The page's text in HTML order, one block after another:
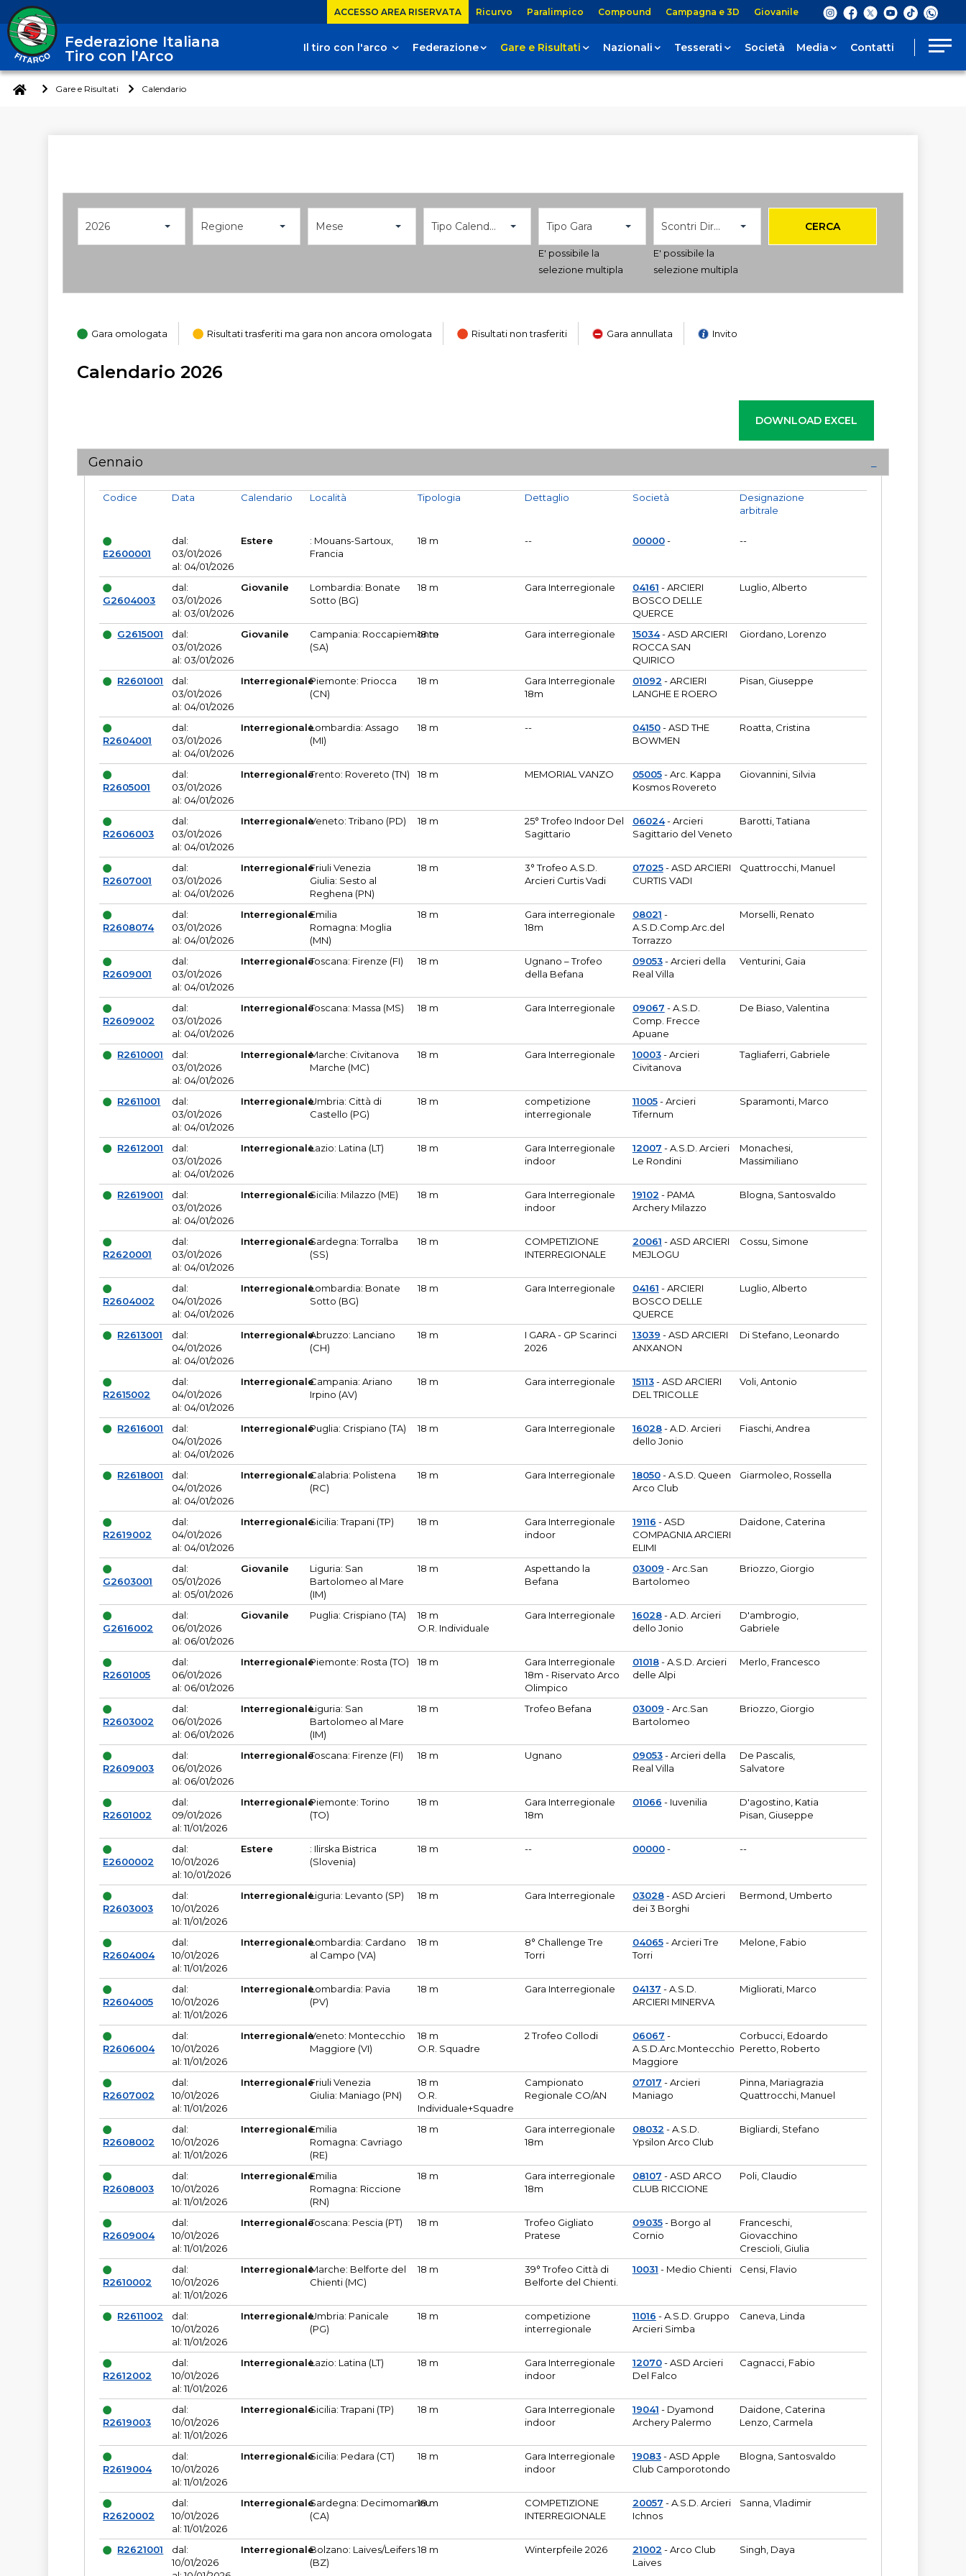
ACCESSO AREA RISERVATA Ricurvo Paralimpico Compound Campagna e 3D Giovanile
Federazione Italiana
Tiro con l'Arco
Il tiro con l'arco Federazione Gare e Risultati Nazionali Tesserati Società Media Contatti
Gare e Risultati Calendario
2026 Regione Mese Tipo Calendario Tipo Gara
E' possibile la
selezione multipla
Scontri Diretti
E' possibile la
selezione multipla
CERCA
Gara omologata Risultati trasferiti ma gara non ancora omologata Risultati non trasferiti Gara annullata Invito
Calendario 2026
Gennaio
Codice
E2600001
Data
dal:
03/01/2026
al: 04/01/2026
Calendario
Estere
Località
: Mouans-Sartoux,
Francia
Tipologia
18 m
Dettaglio
--
Società
00000-
Designazione
arbitrale
--
G2604003
dal:
03/01/2026
al: 03/01/2026
Giovanile
Lombardia: Bonate
Sotto (BG)
18 m Gara Interregionale 04161 - ARCIERI
BOSCO DELLE
QUERCE
Luglio, Alberto
G2615001
dal:
03/01/2026
al: 03/01/2026
Giovanile
Campania: Roccapiemonte
(SA)
18 m Gara interregionale 15034- ASD ARCIERI
ROCCA SAN
QUIRICO
Giordano, Lorenzo
R2601001
dal:
03/01/2026
al: 04/01/2026
InterregionalePiemonte: Priocca
(CN)
18 m
Gara Interregionale
18m
01092 - ARCIERI
LANGHE E ROERO
Pisan, Giuseppe
R2604001
dal:
03/01/2026
al: 04/01/2026
InterregionaleLombardia: Assago
(MI)
18 m -- 04150- ASD THE
BOWMEN
Roatta, Cristina
R2605001
dal:
03/01/2026
al: 04/01/2026
InterregionaleTrento: Rovereto (TN) 18 m MEMORIAL VANZO 05005- Arc. Kappa
Kosmos Rovereto
Giovannini, Silvia
R2606003
dal:
03/01/2026
al: 04/01/2026
InterregionaleVeneto: Tribano (PD) 18 m
25° Trofeo Indoor Del
Sagittario
06024- Arcieri
Sagittario del Veneto
Barotti, Tatiana
R2607001
dal:
03/01/2026
al: 04/01/2026
InterregionaleFriuli Venezia
Giulia: Sesto al
Reghena (PN)
18 m
3° Trofeo A.S.D.
Arcieri Curtis Vadi
07025- ASD ARCIERI
CURTIS VADI
Quattrocchi, Manuel
R2608074
dal:
03/01/2026
al: 04/01/2026
InterregionaleEmilia
Romagna: Moglia
(MN)
18 m
Gara interregionale
18m
08021 -
A.S.D.Comp.Arc.del
Torrazzo
Morselli, Renato
R2609001
dal:
03/01/2026
al: 04/01/2026
InterregionaleToscana: Firenze (FI) 18 m
Ugnano – Trofeo
della Befana
09053- Arcieri della
Real Villa
Venturini, Gaia
R2609002
dal:
03/01/2026
al: 04/01/2026
InterregionaleToscana: Massa (MS) 18 m Gara Interregionale 09067 - A.S.D.
Comp. Frecce
Apuane
De Biaso, Valentina
R2610001
dal:
03/01/2026
al: 04/01/2026
InterregionaleMarche: Civitanova
Marche (MC)
18 m Gara Interregionale 10003- Arcieri
Civitanova
Tagliaferri, Gabriele
R2611001
dal:
03/01/2026
al: 04/01/2026
InterregionaleUmbria: Città di
Castello (PG)
18 m
competizione
interregionale
11005- Arcieri
Tifernum
Sparamonti, Marco
R2612001
dal:
03/01/2026
al: 04/01/2026
InterregionaleLazio: Latina (LT) 18 m
Gara Interregionale
indoor
12007 - A.S.D. Arcieri
Le Rondini
Monachesi,
Massimiliano
R2619001
dal:
03/01/2026
al: 04/01/2026
InterregionaleSicilia: Milazzo (ME) 18 m
Gara Interregionale
indoor
19102 - PAMA
Archery Milazzo
Blogna, Santosvaldo
R2620001
dal:
03/01/2026
al: 04/01/2026
InterregionaleSardegna: Torralba
(SS)
18 m
COMPETIZIONE
INTERREGIONALE
20061 - ASD ARCIERI
MEJLOGU
Cossu, Simone
R2604002
dal:
04/01/2026
al: 04/01/2026
InterregionaleLombardia: Bonate
Sotto (BG)
18 m Gara Interregionale 04161 - ARCIERI
BOSCO DELLE
QUERCE
Luglio, Alberto
R2613001
dal:
04/01/2026
al: 04/01/2026
InterregionaleAbruzzo: Lanciano
(CH)
18 m
I GARA - GP Scarinci
2026
13039 - ASD ARCIERI
ANXANON
Di Stefano, Leonardo
R2615002
dal:
04/01/2026
al: 04/01/2026
InterregionaleCampania: Ariano
Irpino (AV)
18 m Gara interregionale 15113- ASD ARCIERI
DEL TRICOLLE
Voli, Antonio
R2616001
dal:
04/01/2026
al: 04/01/2026
InterregionalePuglia: Crispiano (TA) 18 m Gara Interregionale 16028- A.D. Arcieri
dello Jonio
Fiaschi, Andrea
R2618001
dal:
04/01/2026
al: 04/01/2026
InterregionaleCalabria: Polistena
(RC)
18 m Gara Interregionale 18050- A.S.D. Queen
Arco Club
Giarmoleo, Rossella
R2619002
dal:
04/01/2026
al: 04/01/2026
InterregionaleSicilia: Trapani (TP) 18 m
Gara Interregionale
indoor
19116 - ASD
COMPAGNIA ARCIERI
ELIMI
Daidone, Caterina
G2603001
dal:
05/01/2026
al: 05/01/2026
Giovanile
Liguria: San
Bartolomeo al Mare
(IM)
18 m
Aspettando la
Befana
03009 - Arc.San
Bartolomeo
Briozzo, Giorgio
G2616002
dal:
06/01/2026
al: 06/01/2026
Giovanile Puglia: Crispiano (TA)
18 m
O.R. Individuale
Gara Interregionale 16028- A.D. Arcieri
dello Jonio
D'ambrogio,
Gabriele
R2601005
dal:
06/01/2026
al: 06/01/2026
InterregionalePiemonte: Rosta (TO) 18 m
Gara Interregionale
18m - Riservato Arco
Olimpico
01018- A.S.D. Arcieri
delle Alpi
Merlo, Francesco
R2603002
dal:
06/01/2026
al: 06/01/2026
InterregionaleLiguria: San
Bartolomeo al Mare
(IM)
18 m Trofeo Befana 03009 - Arc.San
Bartolomeo
Briozzo, Giorgio
R2609003
dal:
06/01/2026
al: 06/01/2026
InterregionaleToscana: Firenze (FI) 18 m Ugnano 09053- Arcieri della
Real Villa
De Pascalis,
Salvatore
R2601002
dal:
09/01/2026
al: 11/01/2026
InterregionalePiemonte: Torino
(TO)
18 m
Gara Interregionale
18m
01066 - Iuvenilia
D'agostino, Katia
Pisan, Giuseppe
E2600002
dal:
10/01/2026
al: 10/01/2026
Estere
: Ilirska Bistrica
(Slovenia)
18 m -- 00000- --
R2603003
dal:
10/01/2026
al: 11/01/2026
InterregionaleLiguria: Levanto (SP) 18 m Gara Interregionale 03028- ASD Arcieri
dei 3 Borghi
Bermond, Umberto
R2604004
dal:
10/01/2026
al: 11/01/2026
InterregionaleLombardia: Cardano
al Campo (VA)
18 m
8° Challenge Tre
Torri
04065- Arcieri Tre
Torri
Melone, Fabio
R2604005
dal:
10/01/2026
al: 11/01/2026
InterregionaleLombardia: Pavia
(PV)
18 m Gara Interregionale 04137 - A.S.D.
ARCIERI MINERVA
Migliorati, Marco
R2606004
dal:
10/01/2026
al: 11/01/2026
InterregionaleVeneto: Montecchio
Maggiore (VI)
18 m
O.R. Squadre
2 Trofeo Collodi 06067 -
A.S.D.Arc.Montecchio
Maggiore
Corbucci, Edoardo
Peretto, Roberto
R2607002
dal:
10/01/2026
al: 11/01/2026
InterregionaleFriuli Venezia
Giulia: Maniago (PN)
18 m
O.R.
Individuale+Squadre
Campionato
Regionale CO/AN
07017 - Arcieri
Maniago
Pinna, Mariagrazia
Quattrocchi, Manuel
R2608002
dal:
10/01/2026
al: 11/01/2026
InterregionaleEmilia
Romagna: Cavriago
(RE)
18 m
Gara interregionale
18m
08032 - A.S.D.
Ypsilon Arco Club
Bigliardi, Stefano
R2608003
dal:
10/01/2026
al: 11/01/2026
InterregionaleEmilia
Romagna: Riccione
(RN)
18 m
Gara interregionale
18m
08107 - ASD ARCO
CLUB RICCIONE
Poli, Claudio
R2609004
dal:
10/01/2026
al: 11/01/2026
InterregionaleToscana: Pescia (PT) 18 m
Trofeo Gigliato
Pratese
09035- Borgo al
Cornio
Franceschi,
Giovacchino
Crescioli, Giulia
R2610002
dal:
10/01/2026
al: 11/01/2026
InterregionaleMarche: Belforte del
Chienti (MC)
18 m
39° Trofeo Città di
Belforte del Chienti.
10031 - Medio Chienti Censi, Flavio
R2611002
dal:
10/01/2026
al: 11/01/2026
InterregionaleUmbria: Panicale
(PG)
18 m
competizione
interregionale
11016 - A.S.D. Gruppo
Arcieri Simba
Caneva, Linda
R2612002
dal:
10/01/2026
al: 11/01/2026
InterregionaleLazio: Latina (LT) 18 m
Gara Interregionale
indoor
12070- ASD Arcieri
Del Falco
Cagnacci, Fabio
R2619003
dal:
10/01/2026
al: 11/01/2026
InterregionaleSicilia: Trapani (TP) 18 m
Gara Interregionale
indoor
19041 - Dyamond
Archery Palermo
Daidone, Caterina
Lenzo, Carmela
R2619004
dal:
10/01/2026
al: 11/01/2026
InterregionaleSicilia: Pedara (CT) 18 m
Gara Interregionale
indoor
19083- ASD Apple
Club Camporotondo
Blogna, Santosvaldo
R2620002
dal:
10/01/2026
al: 11/01/2026
InterregionaleSardegna: Decimomannu
(CA)
18 m
COMPETIZIONE
INTERREGIONALE
20057 - A.S.D. Arcieri
Ichnos
Sanna, Vladimir
R2621001
dal:
10/01/2026
InterregionaleBolzano: Laives/Leifers
(BZ)
18 m Winterpfeile 2026 21002 - Arco Club
Laives
Singh, Daya